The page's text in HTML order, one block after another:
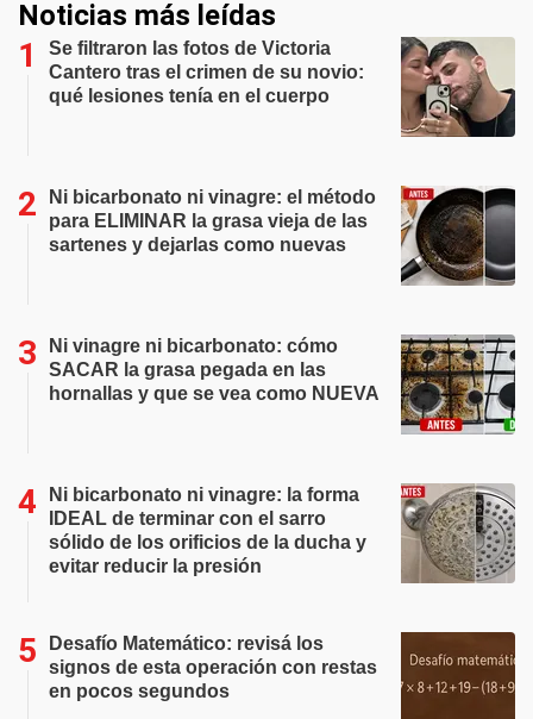
Noticias más leídas
Se filtraron las fotos de Victoria
Cantero tras el crimen de su novio:
qué lesiones tenía en el cuerpo
Ni bicarbonato ni vinagre: el método
para ELIMINAR la grasa vieja de las
sartenes y dejarlas como nuevas
Ni vinagre ni bicarbonato: cómo
SACAR la grasa pegada en las
hornallas y que se vea como NUEVA
Ni bicarbonato ni vinagre: la forma
IDEAL de terminar con el sarro
sólido de los orificios de la ducha y
evitar reducir la presión
Desafío Matemático: revisá los
signos de esta operación con restas
en pocos segundos